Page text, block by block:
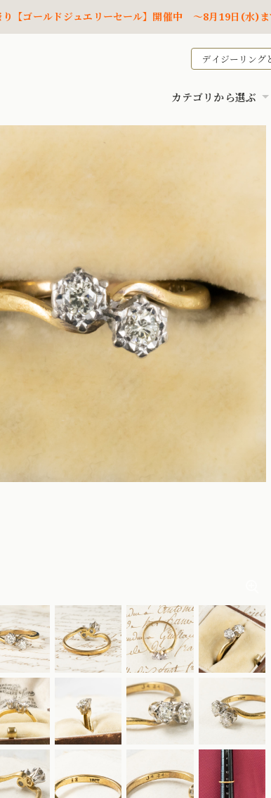
り【ゴールドジュエリーセール】開催中 ～8月19日(水)
デイジーリング
カテゴリから選ぶ